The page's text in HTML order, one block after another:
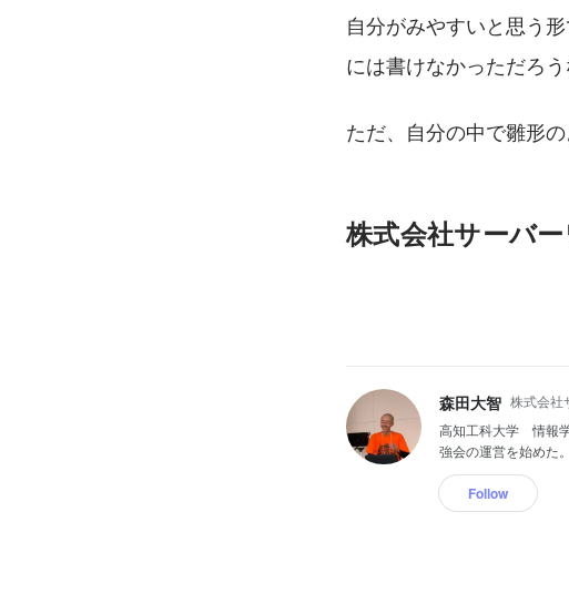
自分がみやすいと思う
には書けなかっただろう
ただ、自分の中で雛形
株式会社サーバ
森田大智 株式会社
高知工科大学 情報
強会の運営を始めた
Follow